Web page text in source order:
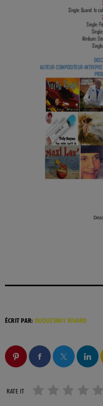
ÉCRIT PAR: DUQUESNAY BIVARD
RATE IT